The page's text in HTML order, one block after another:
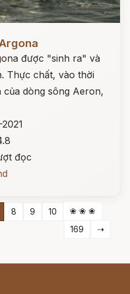
được "sinh ra" và
Thực chất, vào thời
của dòng sông Aeron,
đọc
8 9 10
❀ ❀ ❀
169
⇢